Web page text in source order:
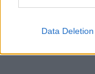
Data Deletion